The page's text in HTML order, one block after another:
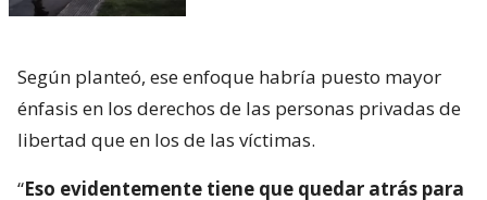
Según planteó, ese enfoque habría puesto mayor
énfasis en los derechos de las personas privadas de
libertad que en los de las víctimas.
“Eso evidentemente tiene que quedar atrás para